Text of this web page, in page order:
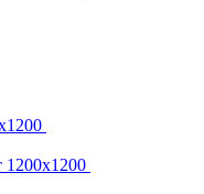
1200x1200